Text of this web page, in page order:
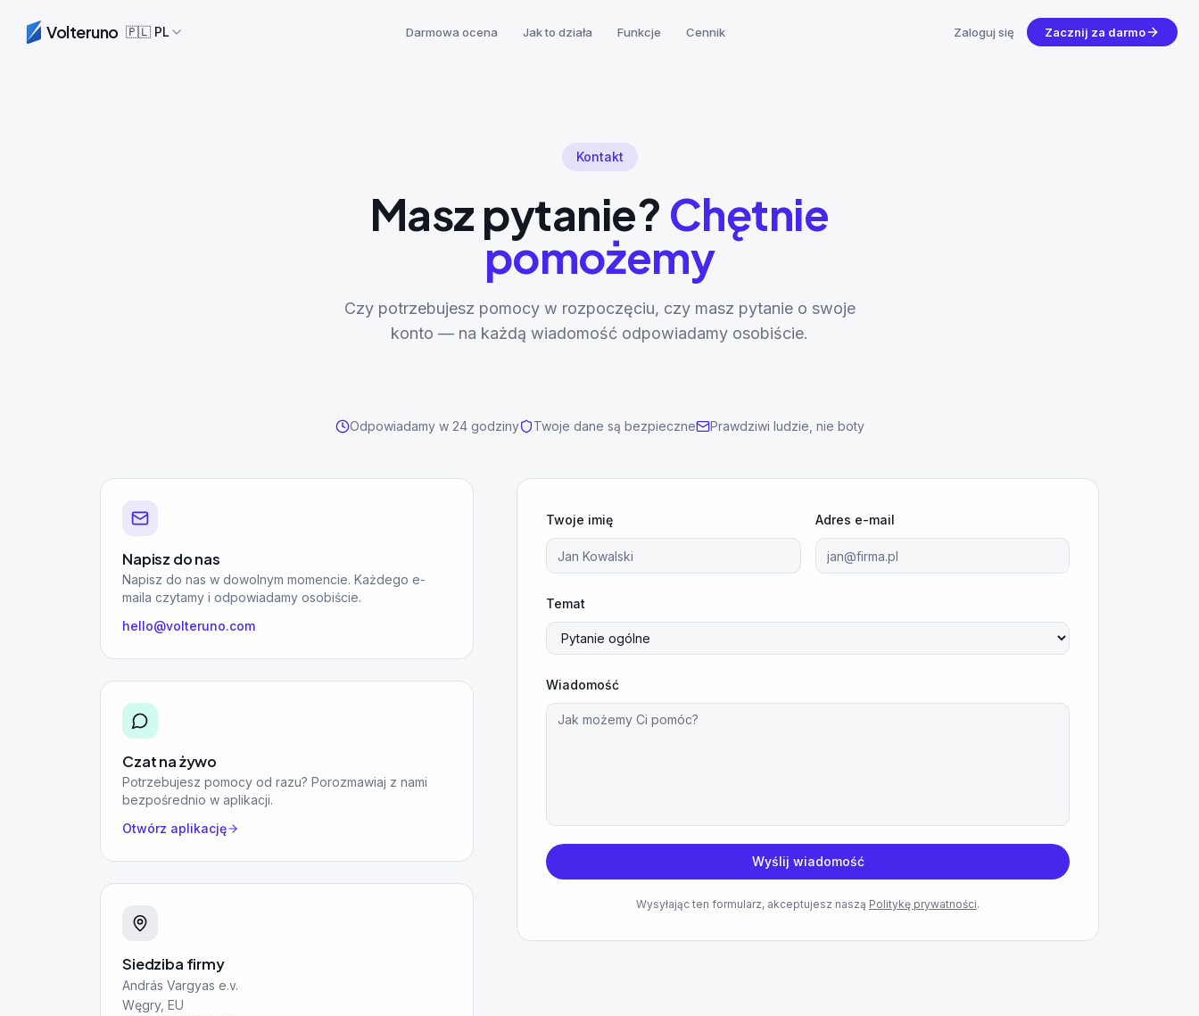
Volteruno 🇵🇱 PL Darmowa ocena Jak to działa Funkcje Cennik Zaloguj się Zacznij za darmo
Kontakt
Masz pytanie? Chętnie
pomożemy
Czy potrzebujesz pomocy w rozpoczęciu, czy masz pytanie o swoje
konto — na każdą wiadomość odpowiadamy osobiście.
Odpowiadamy w 24 godziny Twoje dane są bezpieczne Prawdziwi ludzie, nie boty
Napisz do nas
Napisz do nas w dowolnym momencie. Każdego e-
maila czytamy i odpowiadamy osobiście.
hello@volteruno.com
Czat na żywo
Potrzebujesz pomocy od razu? Porozmawiaj z nami
bezpośrednio w aplikacji.
Otwórz aplikację
Siedziba firmy
András Vargyas e.v.
Węgry, EU
Twoje imię Adres e-mail
Temat
Wiadomość
Wyślij wiadomość
Wysyłając ten formularz, akceptujesz naszą Politykę prywatności.